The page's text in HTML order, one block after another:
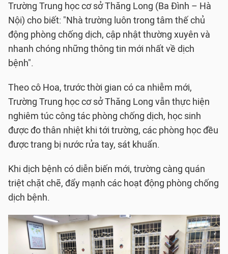
Trường Trung học cơ sở Thăng Long (Ba Đình – Hà
Nội) cho biết: "Nhà trường luôn trong tâm thế chủ
động phòng chống dịch, cập nhật thường xuyên và
nhanh chóng những thông tin mới nhất về dịch
bệnh".
Theo cô Hoa, trước thời gian có ca nhiễm mới,
Trường Trung học cơ sở Thăng Long vẫn thực hiện
nghiêm túc công tác phòng chống dịch, học sinh
được đo thân nhiệt khi tới trường, các phòng học đều
được trang bị nước rửa tay, sát khuẩn.
Khi dịch bệnh có diễn biến mới, trường càng quán
triệt chặt chẽ, đẩy mạnh các hoạt động phòng chống
dịch bệnh.